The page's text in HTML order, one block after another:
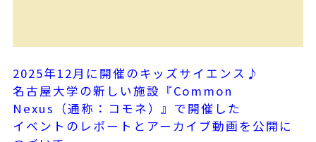
2025年12月に開催のキッズサイエンス♪
名古屋大学の新しい施設『Common
Nexus（通称：コモネ）』で開催した
イベントのレポートとアーカイブ動画を公開に